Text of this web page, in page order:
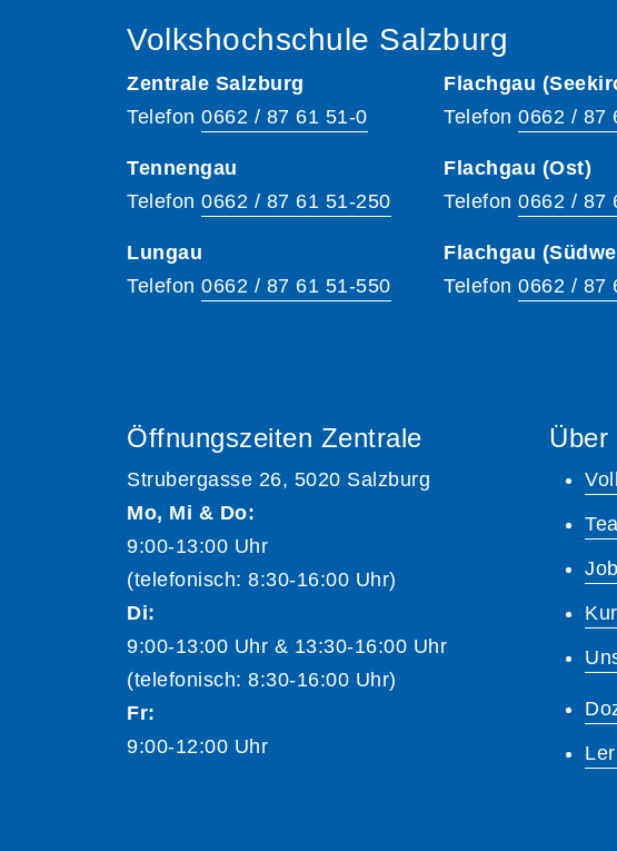
Volkshochschule Salzburg
Zentrale Salzburg
Telefon 0662 / 87 61 51-0
Tennengau
Telefon 0662 / 87 61 51-250
Lungau
Telefon 0662 / 87 61 51-550
Flachgau
Telefon 0662 / 87
Flachgau (Ost)
Telefon 0662 / 87
Flachgau
Telefon 0662 / 87
Öffnungszeiten Zentrale
Strubergasse 26, 5020 Salzburg
Mo, Mi & Do:
9:00-13:00 Uhr
(telefonisch: 8:30-16:00 Uhr)
Di:
9:00-13:00 Uhr & 13:30-16:00 Uhr
(telefonisch: 8:30-16:00 Uhr)
Fr:
9:00-12:00 Uhr
Über